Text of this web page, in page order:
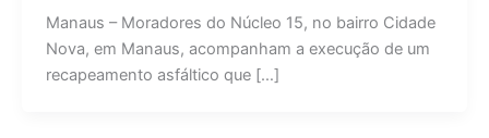
Manaus – Moradores do Núcleo 15, no bairro Cidade
Nova, em Manaus, acompanham a execução de um
recapeamento asfáltico que […]